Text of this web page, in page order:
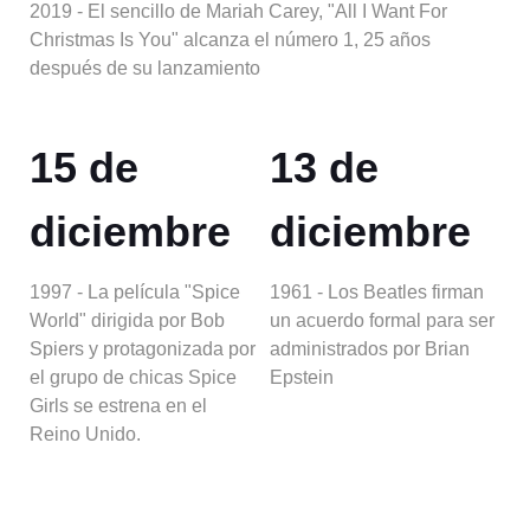
2019 - El sencillo de Mariah Carey, "All I Want For
Christmas Is You" alcanza el número 1, 25 años
después de su lanzamiento
15 de
diciembre
1997 - La película "Spice
World" dirigida por Bob
Spiers y protagonizada por
el grupo de chicas Spice
Girls se estrena en el
Reino Unido.
13 de
diciembre
1961 - Los Beatles firman
un acuerdo formal para ser
administrados por Brian
Epstein